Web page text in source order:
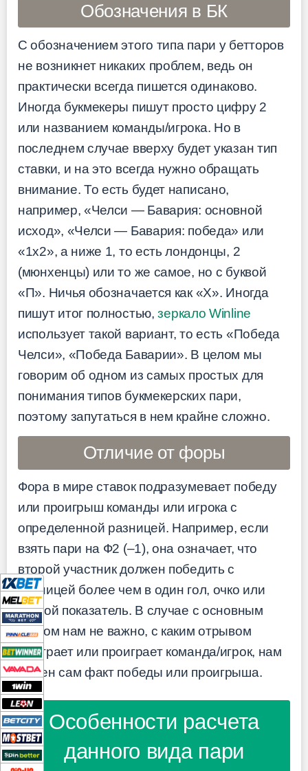
Обозначения в БК
С обозначением этого типа пари у бетторов
не возникнет никаких проблем, ведь он
практически всегда пишется одинаково.
Иногда букмекеры пишут просто цифру 2
или названием команды/игрока. Но в
последнем случае вверху будет указан тип
ставки, и на это всегда нужно обращать
внимание. То есть будет написано,
например, «Челси — Бавария: основной
исход», «Челси — Бавария: победа» или
«1х2», а ниже 1, то есть лондонцы, 2
(мюнхенцы) или то же самое, но с буквой
«П». Ничья обозначается как «Х». Иногда
пишут итог полностью,зеркало Winline
использует такой вариант, то есть «Победа
Челси», «Победа Баварии». В целом мы
говорим об одном из самых простых для
понимания типов букмекерских пари,
поэтому запутаться в нем крайне сложно.
Отличие от форы
Фора в мире ставок подразумевает победу
или проигрыш команды или игрока с
определенной разницей. Например, если
взять пари на Ф2 (–1), она означает, что
второй участник должен победить с
разницей более чем в один гол, очко или
другой показатель. В случае с основным
итогом нам не важно, с каким отрывом
выиграет или проиграет команда/игрок, нам
важен сам факт победы или проигрыша.
Особенности расчета
данного вида пари